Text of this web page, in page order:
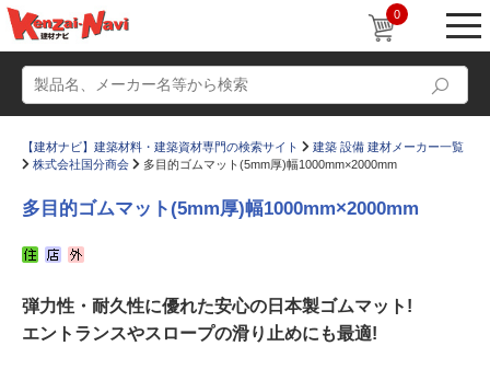
0
かたなび コラム
【建材ナビ】建築材料・建築資材専門の検索サイト
建築 設備 建材メーカー一覧
株式会社国分商会
多目的ゴムマット(5mm厚)幅1000mm×2000mm
多目的ゴムマット(5mm厚)幅1000mm×2000mm
弾力性・耐久性に優れた安心の日本製ゴムマット!
エントランスやスロープの滑り止めにも最適!